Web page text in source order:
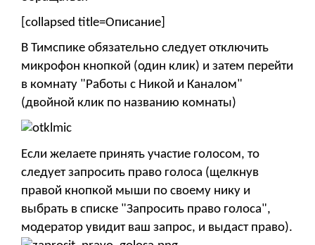
[collapsed title=Описание]
В Тимспике обязательно следует отключить
микрофон кнопкой (один клик) и затем перейти
в комнату "Работы с Никой и Каналом"
(двойной клик по названию комнаты)
Если желаете принять участие голосом, то
следует запросить право голоса (щелкнув
правой кнопкой мыши по своему нику и
выбрать в списке "Запросить право голоса",
модератор увидит ваш запрос, и выдаст право).